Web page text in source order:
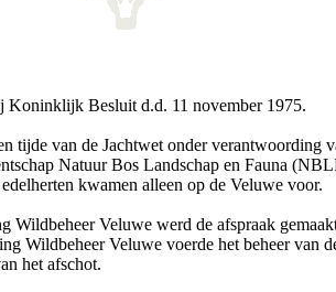
Koninklijk Besluit d.d. 11 november 1975.
van de Jachtwet onder
Natuur Bos Landschap en Fauna
kwamen alleen op de Veluwe voor.
Veluwe werd de afspraak
Wildbeheer Veluwe voerde het beheer van
het afschot.